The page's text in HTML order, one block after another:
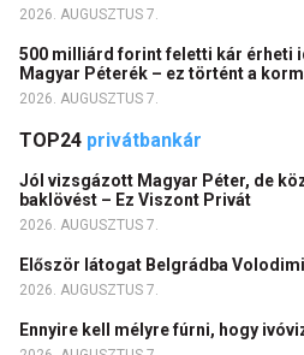
2026. AUGUSZTUS 7.
500 milliárd forint feletti kár érheti
Magyar Péterék – ez történt a
2026. AUGUSZTUS 7.
TOP24 privátbankár
Jól vizsgázott Magyar Péter, de
baklövést – Ez Viszont Privát
2026. AUGUSZTUS 7.
Először látogat Belgrádba
2026. AUGUSZTUS 7.
Ennyire kell mélyre fúrni, hogy